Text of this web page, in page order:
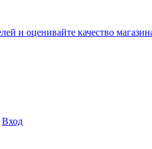
Вход